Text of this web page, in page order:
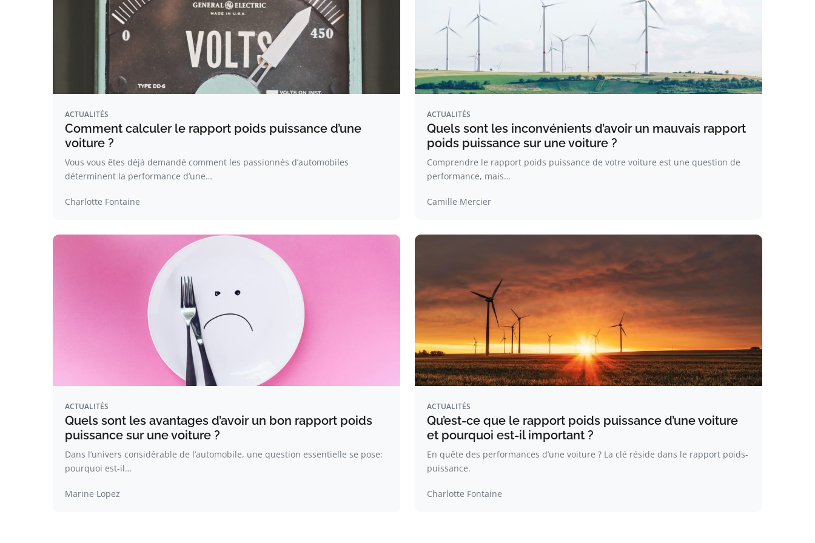
ACTUALITÉS
Comment calculer le rapport poids puissance d’une
voiture ?
Vous vous êtes déjà demandé comment les passionnés d’automobiles
déterminent la performance d’une…
Charlotte Fontaine
ACTUALITÉS
Quels sont les inconvénients d’avoir un mauvais rapport
poids puissance sur une voiture ?
Comprendre le rapport poids puissance de votre voiture est une question de
performance, mais…
Camille Mercier
ACTUALITÉS
Quels sont les avantages d’avoir un bon rapport poids
puissance sur une voiture ?
Dans l’univers considérable de l’automobile, une question essentielle se pose:
pourquoi est-il…
Marine Lopez
ACTUALITÉS
Qu’est-ce que le rapport poids puissance d’une voiture
et pourquoi est-il important ?
En quête des performances d’une voiture ? La clé réside dans le rapport poids-
puissance.
Charlotte Fontaine